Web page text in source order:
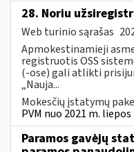
28. Noriu
Web turinio sąrašas
Apmokestinamieji
registruotis OSS
(-ose) gali atlikti
„Nauja...
Mokesčių įstatymų
PVM nuo 2021 m. liepos
Paramos gavėjų